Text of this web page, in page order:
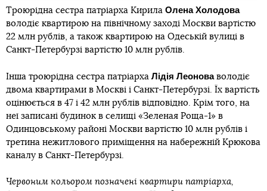
Троюрідна сестра патріарха Кирила Олена Холодова
володіє квартирою на північному заході Москви вартістю
22 млн рублів, а також квартирою на Одеській вулиці в
Санкт-Петербурзі вартістю 10 млн рублів.
Інша троюрідна сестра патріарха Лідія Леоноваволодіє
двома квартирами в Москві і Санкт-Петербурзі. Їх вартість
оцінюється в 47 і 42 млн рублів відповідно. Крім того, на
неї записані будинок в селищі «Зеленая Роща-1» в
Одинцовському районі Москви вартістю 10 млн рублів і
третина нежитлового приміщення на набережній Крюкова
каналу в Санкт-Петербурзі.
Червоним кольором позначені квартири патріарха,